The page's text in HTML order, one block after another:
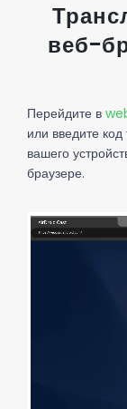
веб-
Перейдите в
или введите
вашего
браузере.